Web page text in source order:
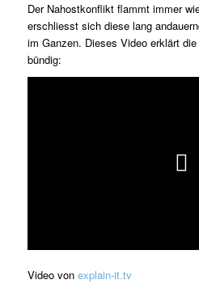
Der Nahostkonflikt flammt immer
erschliesst sich diese lang
im Ganzen. Dieses Video erklärt
bündig:
Video von explain-it.tv